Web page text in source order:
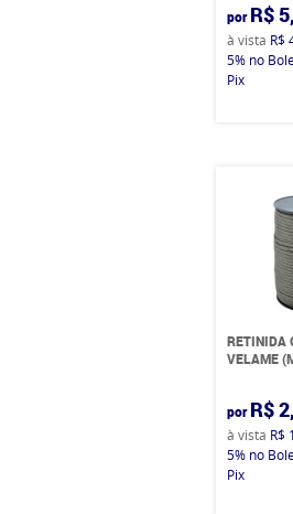
por R$
à vista R$
5% no
Pix
RETINIDA
VELAME
por R$
à vista R$
5% no
Pix